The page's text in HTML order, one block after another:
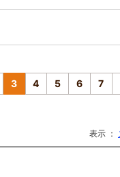
3 4 5 6 7
表示 ：